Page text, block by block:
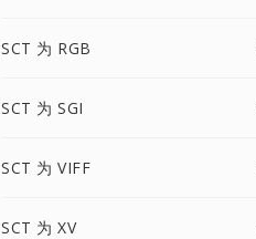
SCT 为 RGB
SCT 为 SGI
SCT 为 VIFF
SCT 为 XV